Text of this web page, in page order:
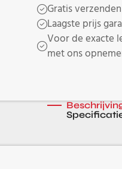
Gratis
Laagste prijs
Voor de exacte
met ons